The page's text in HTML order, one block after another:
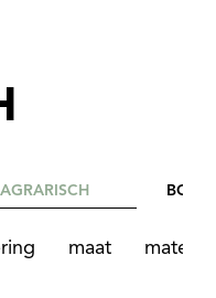
AGRARISCH
maat